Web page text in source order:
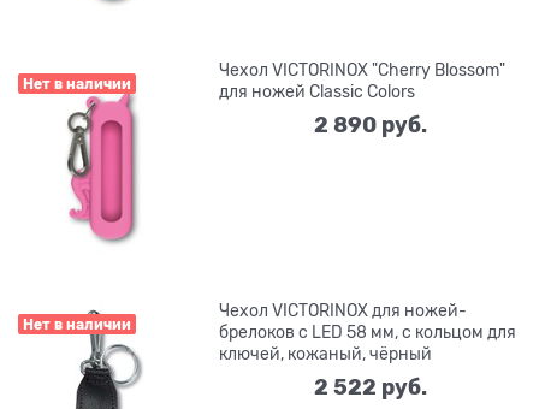
Нет в наличии
Чехол VICTORINOX "Cherry Blossom"
для ножей Classic Colors
2 890 руб.
Нет в наличии
Чехол VICTORINOX для ножей-
брелоков c LED 58 мм, с кольцом для
ключей, кожаный, чёрный
2 522 руб.